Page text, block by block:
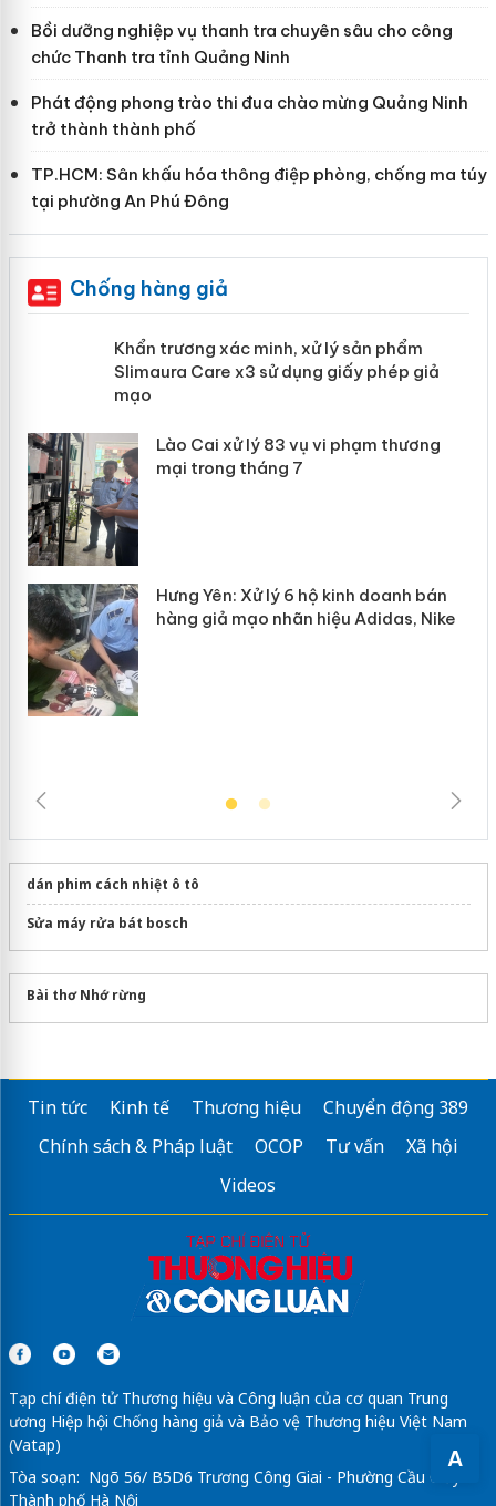
A
Bồi dưỡng nghiệp vụ thanh tra chuyên sâu cho công
chức Thanh tra tỉnh Quảng Ninh
Phát động phong trào thi đua chào mừng Quảng Ninh
trở thành thành phố
TP.HCM: Sân khấu hóa thông điệp phòng, chống ma túy
tại phường An Phú Đông
Chống hàng giả
Khẩn trương xác minh, xử lý sản phẩm
Slimaura Care x3 sử dụng giấy phép
dán phim cách nhiệt ô tô
Sửa máy rửa bát bosch
Bài thơ Nhớ rừng
Tin tức Kinh tế Thương hiệu
Chuyển động 389
Chính sách & Pháp luật
OCOP Tư vấn
Xã hội
Videos
Tạp chí điện tử Thương hiệu và Công luận của cơ quan Trung
ương Hiệp hội Chống hàng giả và Bảo vệ Thương hiệu Việt Nam
(Vatap)
Tòa soạn: Ngõ 56/ B5D6 Trương Công Giai - Phường Cầu Giấy -
Thành phố Hà Nội